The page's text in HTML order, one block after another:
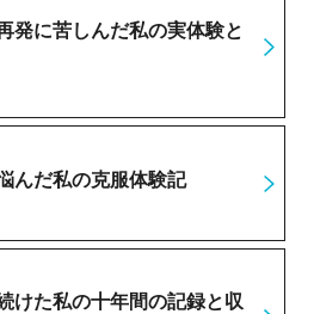
発に苦しんだ私の実体験と
んだ私の克服体験記
けた私の十年間の記録と収